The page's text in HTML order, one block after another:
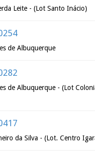
Leite - (Lot Santo Inácio)
de Albuquerque
de Albuquerque - (Lot
da Silva - (Lot. Centro